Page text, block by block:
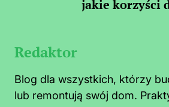
jakie korzyści
Redaktor
Blog dla wszystkich, którzy
lub remontują swój dom.